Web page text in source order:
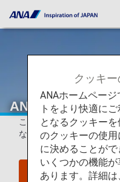
ANA日本国内線
こちらのページは2026年
なります。
2026年5月19日
クッキ
ANAホームページ
トをより快適に
となるクッキー
のクッキーの使
に決めることが
いくつかの機能
あります。詳細は